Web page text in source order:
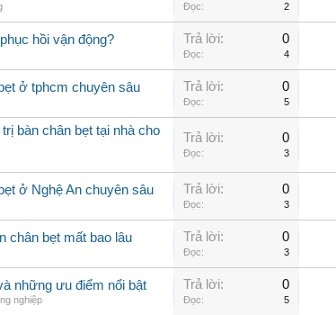
Đọc: 2
hồi vận động? Trả lời: 0
Đọc: 4
ở tphcm chuyên sâu Trả lời: 0
Đọc: 5
bàn chân bẹt tại nhà cho
Trả lời: 0
Đọc: 3
ở Nghệ An chuyên sâu Trả lời: 0
Đọc: 3
chân bẹt mất bao lâu Trả lời: 0
Đọc: 3
những ưu điểm nổi bật
nghiệp
Trả lời: 0
Đọc: 5